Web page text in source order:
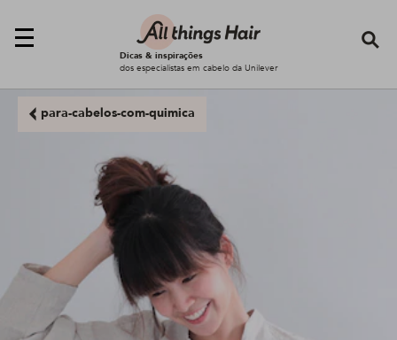
Dicas & inspirações
dos especialistas em cabelo da Unilever
para-cabelos-com-quimica